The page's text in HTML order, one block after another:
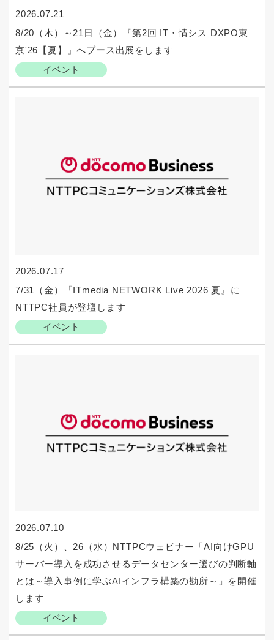
2026.07.21
イベント
8/20（木）～21日（金）『第2回 IT・情シス DXPO東
京'26【夏】』へブース出展をします
2026.07.17
イベント
7/31（金）『ITmedia NETWORK Live 2026 夏』に
NTTPC社員が登壇します
2026.07.10
イベント
8/25（火）、26（水）NTTPCウェビナー「AI向けGPU
サーバー導入を成功させるデータセンター選びの判断軸
とは～導入事例に学ぶAIインフラ構築の勘所～」を開催
します